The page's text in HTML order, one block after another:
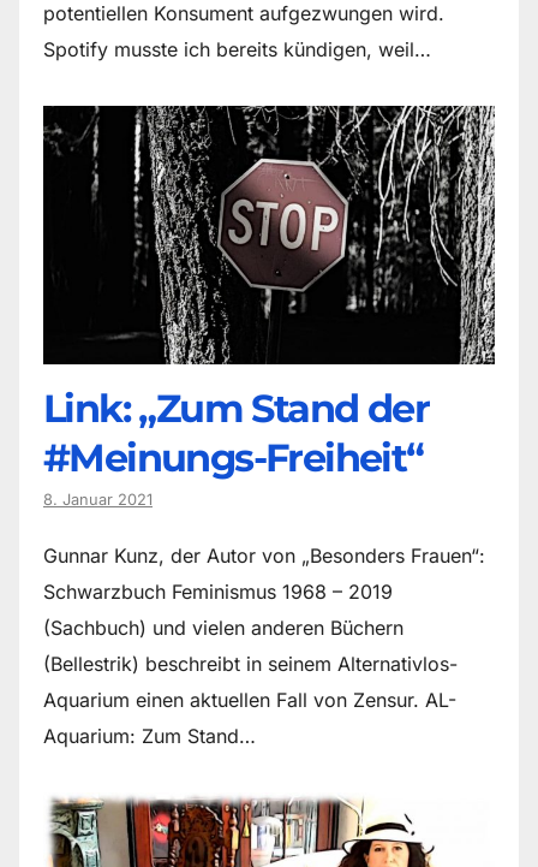
potentiellen Konsument aufgezwungen wird.
Spotify musste ich bereits kündigen, weil…
Link: „Zum Stand der
#Meinungs-Freiheit“
8. Januar 2021
Gunnar Kunz, der Autor von „Besonders Frauen“:
Schwarzbuch Feminismus 1968 – 2019
(Sachbuch) und vielen anderen Büchern
(Bellestrik) beschreibt in seinem Alternativlos-
Aquarium einen aktuellen Fall von Zensur. AL-
Aquarium: Zum Stand…